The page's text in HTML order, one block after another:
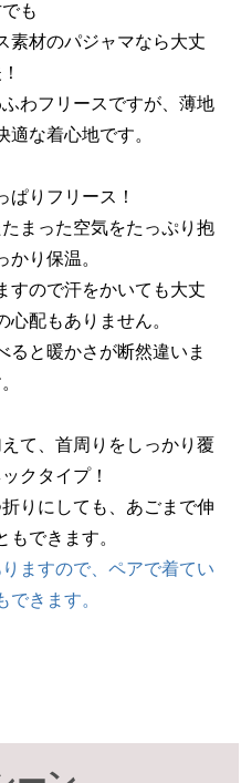
も
素材のパジャマなら大丈
わフリースですが、薄地
適な着心地です。
ぱりフリース！
まった空気をたっぷり抱
かり保温。
すので汗をかいても大丈
心配もありません。
ると暖かさが断然違いま
て、首周りをしっかり覆
クタイプ！
りにしても、あごまで伸
もできます。
ますので、ペアで着てい
できます。